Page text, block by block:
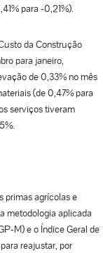
para -0,21%).
da Construção
para janeiro,
de 0,33% no mês
(de 0,47% para
serviços tiveram
primas agrícolas e
metodologia aplicada
M) e o Índice Geral de
reajustar, por